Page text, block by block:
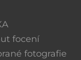
focení
fotografie